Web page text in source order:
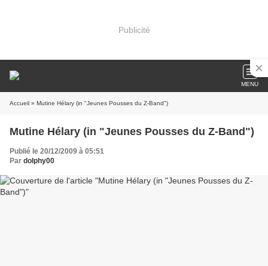
Publicité
MENU
Accueil » Mutine Hélary (in "Jeunes Pousses du Z-Band")
Mutine Hélary (in "Jeunes Pousses du Z-Band")
Publié le 20/12/2009 à 05:51
Par dolphy00